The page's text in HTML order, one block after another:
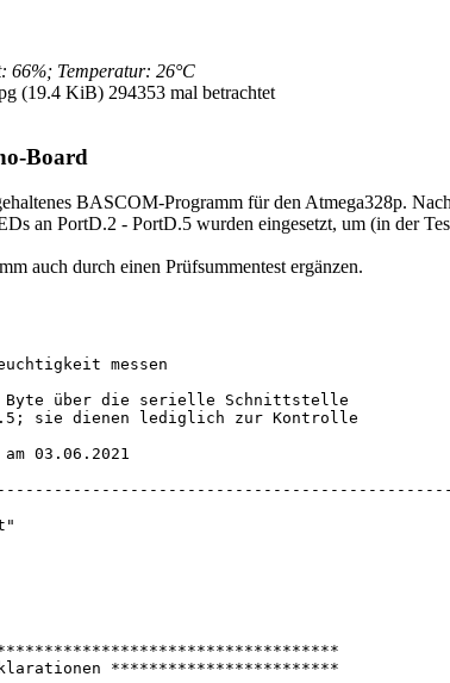
66%; Temperatur: 26°C
(19.4 KiB) 294353 mal betrachtet
Board
BASCOM-Programm für den Atmega328p.
an PortD.2 - PortD.5 wurden eingesetzt, um (in der
auch durch einen Prüfsummentest ergänzen.
messen
Byte über die serielle Schnittstelle
sie dienen lediglich zur Kontrolle
03.06.2021
************************